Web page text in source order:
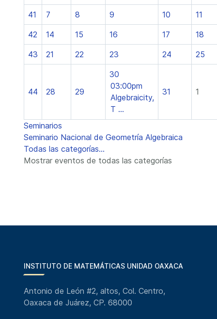
41 7 8 9 10 11
42 14 15 16 17 18
43 21 22 23 24 25
44 28 29
30
03:00pm
Algebraicity,
T ...
31 1
Seminarios
Seminario Nacional de Geometría Algebraica
Todas las categorías...
Mostrar eventos de todas las categorías
INSTITUTO DE MATEMÁTICAS UNIDAD OAXACA
Antonio de León #2, altos, Col. Centro,
Oaxaca de Juárez, CP. 68000